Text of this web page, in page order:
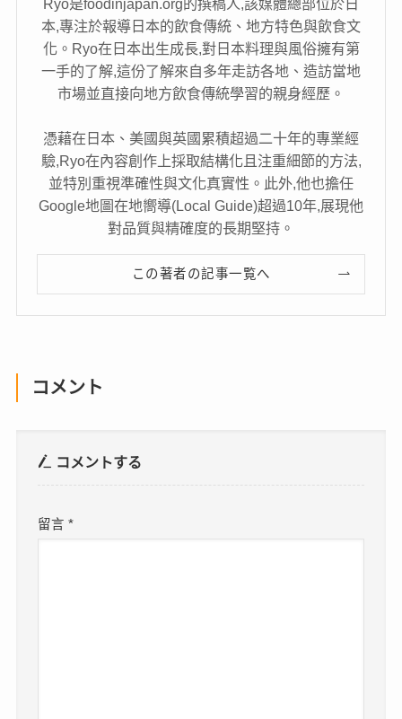
Ryo是foodinjapan.org的撰稿人,該媒體總部位於日
本,專注於報導日本的飲食傳統、地方特色與飲食文
化。Ryo在日本出生成長,對日本料理與風俗擁有第
一手的了解,這份了解來自多年走訪各地、造訪當地
市場並直接向地方飲食傳統學習的親身經歷。
憑藉在日本、美國與英國累積超過二十年的專業經
驗,Ryo在內容創作上採取結構化且注重細節的方法,
並特別重視準確性與文化真實性。此外,他也擔任
Google地圖在地嚮導(Local Guide)超過10年,展現他
對品質與精確度的長期堅持。
この著者の記事一覧へ
コメント
コメントする
留言*